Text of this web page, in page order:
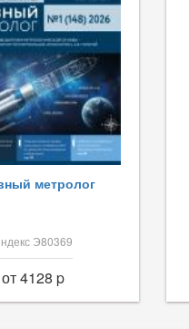
метролог
Э80369
от 4128 p